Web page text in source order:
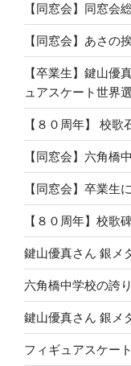
【同窓会】同窓会
【同窓会】あさの
【卒業生】鍵山
ュアスケート世界
【８０周年】 校歌
【同窓会】六角橋
【同窓会】卒業生
【８０周年】校歌
鍵山優真さん 銀メ
六角橋中学校の誇
鍵山優真さん 銀メ
フィギュアスケー